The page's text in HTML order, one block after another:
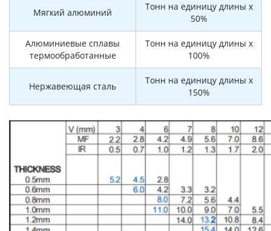
Мягкий алюминий
Тонн на единицу длины x
50%
Алюминиевые сплавы
термообработанные
Тонн на единицу длины x
100%
Нержавеющая сталь
Тонн на единицу длины x
150%